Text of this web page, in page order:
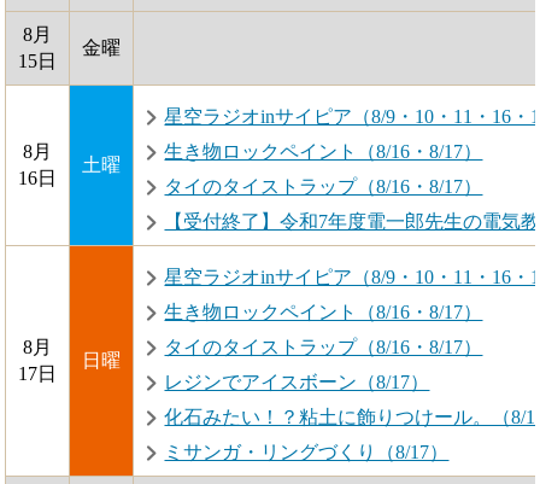
8月
15日
金曜
8月
16日
土曜
星空ラジオinサイピア（8/9・10・11・16・
生き物ロックペイント（8/16・8/17）
タイのタイストラップ（8/16・8/17）
【受付終了】令和7年度電一郎先生の電気
8月
17日
日曜
星空ラジオinサイピア（8/9・10・11・16・
生き物ロックペイント（8/16・8/17）
タイのタイストラップ（8/16・8/17）
レジンでアイスボーン（8/17）
化石みたい！？粘土に飾りつけール。（8/
ミサンガ・リングづくり（8/17）